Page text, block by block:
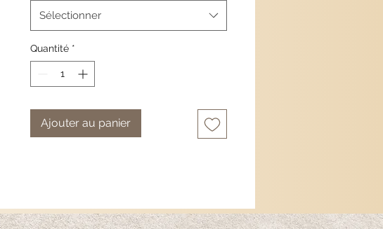
Sélectionner
Quantité *
Ajouter au panier